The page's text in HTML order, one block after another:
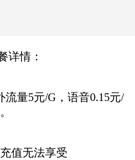
详情：
流量5元/G，语音0.15元/
值无法享受